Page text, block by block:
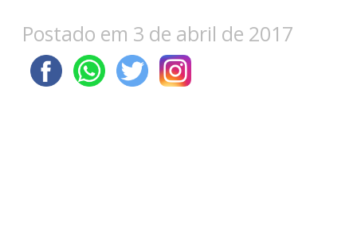
Postado em 3 de abril de 2017